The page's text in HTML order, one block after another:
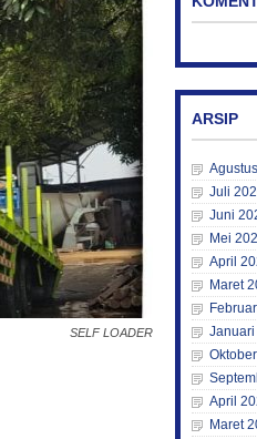
SELF LOADER
ARSIP
Juli
Juni
Mei
April
Maret
Januari
April
Maret